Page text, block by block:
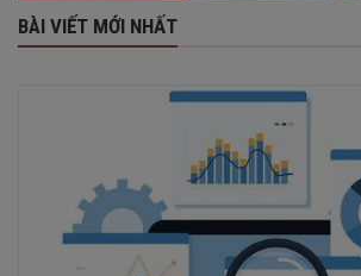
BÀI VIẾT MỚI NHẤT